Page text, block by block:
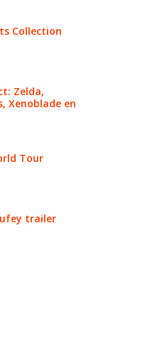
Collection
Zelda,
Xenoblade en
Tour
trailer